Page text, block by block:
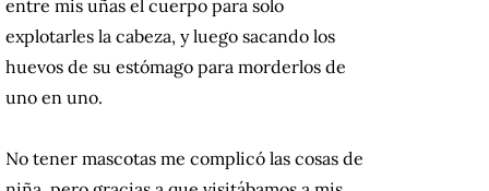
entre mis uñas el cuerpo para solo
explotarles la cabeza, y luego sacando los
huevos de su estómago para morderlos de
uno en uno.
No tener mascotas me complicó las cosas de